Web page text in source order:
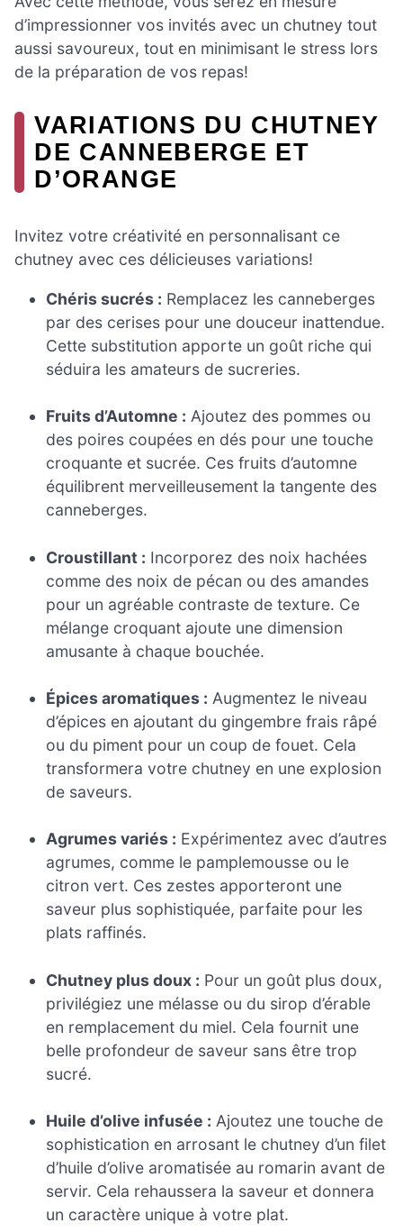
d’impressionner vos invités avec un chutney tout
aussi savoureux, tout en minimisant le stress lors
de la préparation de vos repas!
VARIATIONS DU CHUTNEY
DE CANNEBERGE ET
D’ORANGE
Invitez votre créativité en personnalisant ce
chutney avec ces délicieuses variations!
Chéris sucrés : Remplacez les canneberges
par des cerises pour une douceur inattendue.
Cette substitution apporte un goût riche qui
séduira les amateurs de sucreries.
Fruits d’Automne : Ajoutez des pommes ou
des poires coupées en dés pour une touche
croquante et sucrée. Ces fruits d’automne
équilibrent merveilleusement la tangente des
canneberges.
Croustillant : Incorporez des noix hachées
comme des noix de pécan ou des amandes
pour un agréable contraste de texture. Ce
mélange croquant ajoute une dimension
amusante à chaque bouchée.
Épices aromatiques : Augmentez le niveau
d’épices en ajoutant du gingembre frais râpé
ou du piment pour un coup de fouet. Cela
transformera votre chutney en une explosion
de saveurs.
Agrumes variés : Expérimentez avec d’autres
agrumes, comme le pamplemousse ou le
citron vert. Ces zestes apporteront une
saveur plus sophistiquée, parfaite pour les
plats raffinés.
Chutney plus doux : Pour un goût plus doux,
privilégiez une mélasse ou du sirop d’érable
en remplacement du miel. Cela fournit une
belle profondeur de saveur sans être trop
sucré.
Huile d’olive infusée : Ajoutez une touche de
sophistication en arrosant le chutney d’un filet
d’huile d’olive aromatisée au romarin avant de
servir. Cela rehaussera la saveur et donnera
un caractère unique à votre plat.